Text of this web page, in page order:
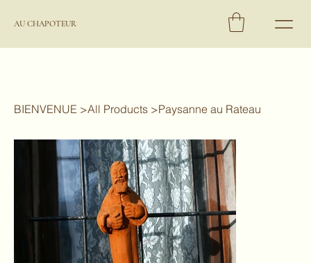
AU CHAPOTEUR
BIENVENUE >All Products >Paysanne au Rateau